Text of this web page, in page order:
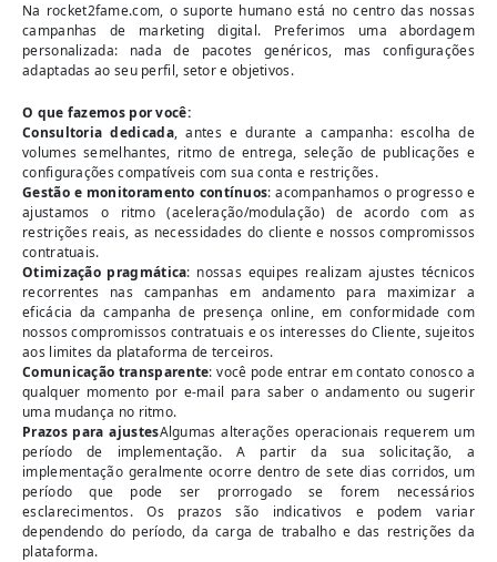
Na rocket2fame.com, o suporte humano está no centro das nossas
campanhas de marketing digital. Preferimos uma abordagem
personalizada: nada de pacotes genéricos, mas configurações
adaptadas ao seu perfil, setor e objetivos.
O que fazemos por você:
Consultoria dedicada, antes e durante a campanha: escolha de
volumes semelhantes, ritmo de entrega, seleção de publicações e
configurações compatíveis com sua conta e restrições.
Gestão e monitoramento contínuos: acompanhamos o progresso e
ajustamos o ritmo (aceleração/modulação) de acordo com as
restrições reais, as necessidades do cliente e nossos compromissos
contratuais.
Otimização pragmática: nossas equipes realizam ajustes técnicos
recorrentes nas campanhas em andamento para maximizar a
eficácia da campanha de presença online, em conformidade com
nossos compromissos contratuais e os interesses do Cliente, sujeitos
aos limites da plataforma de terceiros.
Comunicação transparente: você pode entrar em contato conosco a
qualquer momento por e-mail para saber o andamento ou sugerir
uma mudança no ritmo.
Prazos para ajustesAlgumas alterações operacionais requerem um
período de implementação. A partir da sua solicitação, a
implementação geralmente ocorre dentro de sete dias corridos, um
período que pode ser prorrogado se forem necessários
esclarecimentos. Os prazos são indicativos e podem variar
dependendo do período, da carga de trabalho e das restrições da
plataforma.